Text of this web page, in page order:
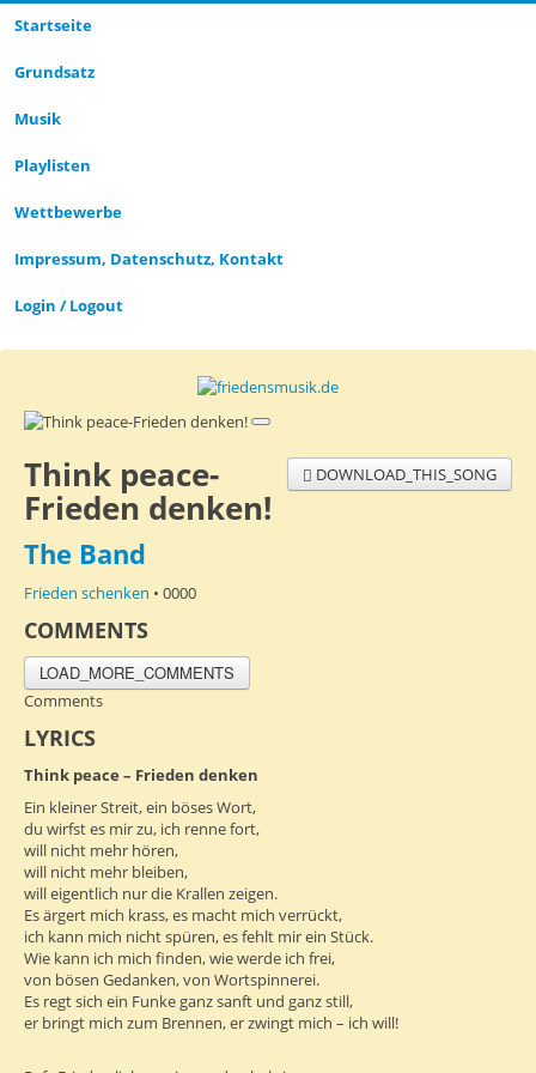
Startseite
Grund­satz­
Musik
Playlisten
Wettbewerbe
Impressum, Datenschutz, Kontakt
Login / Logout
DOWNLOAD_THIS_SONG
Think peace-
Frieden denken!
The Band
Frieden schenken • 0000
COMMENTS
LOAD_MORE_COMMENTS
Comments
LYRICS
Think peace – Frieden denken
Ein kleiner Streit, ein böses Wort,
du wirfst es mir zu, ich renne fort,
will nicht mehr hören,
will nicht mehr bleiben,
will eigentlich nur die Krallen zeigen.
Es ärgert mich krass, es macht mich verrückt,
ich kann mich nicht spüren, es fehlt mir ein Stück.
Wie kann ich mich finden, wie werde ich frei,
von bösen Gedanken, von Wortspinnerei.
Es regt sich ein Funke ganz sanft und ganz still,
er bringt mich zum Brennen, er zwingt mich – ich will!